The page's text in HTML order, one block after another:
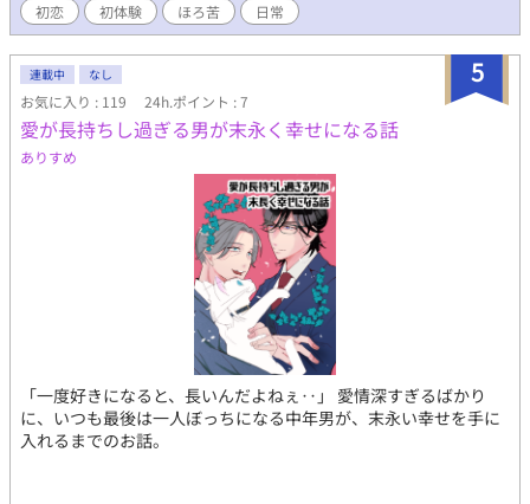
初恋
初体験 ほろ苦 日常
5
連載中 なし
お気に入り : 119 24h.ポイント : 7
愛が長持ちし過ぎる男が末永く幸せになる話
ありすめ
「一度好きになると、長いんだよねぇ‥」 愛情深すぎるばかり
に、いつも最後は一人ぼっちになる中年男が、末永い幸せを手に
入れるまでのお話。